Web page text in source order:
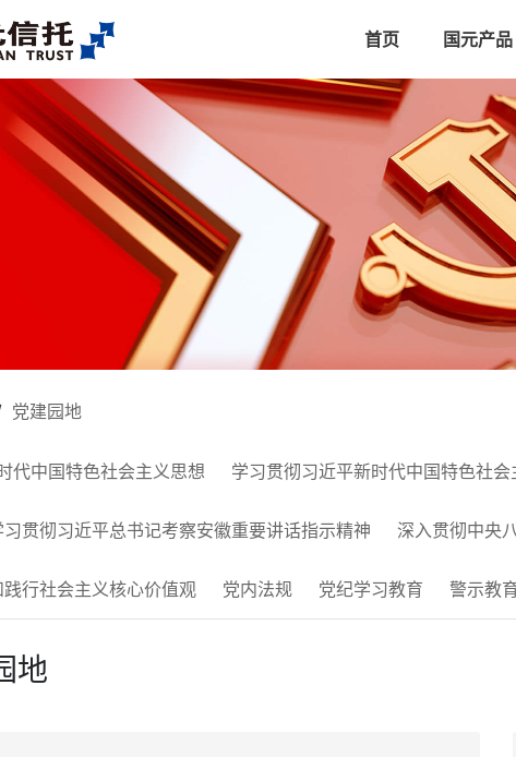
首页 国元产品
党建园地
代中国特色社会主义思想 学习贯彻习近平新时代中国特色社
习贯彻习近平总书记考察安徽重要讲话指示精神 深入贯彻中央
践行社会主义核心价值观 党内法规 党纪学习教育 警示教
地